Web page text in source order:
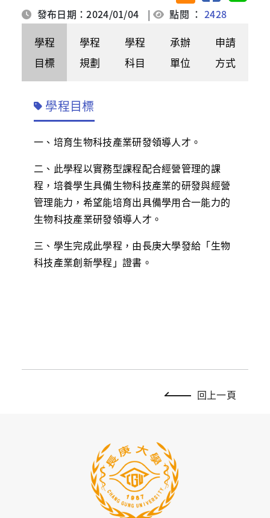
發布日期：2024/01/04 | 點閱 ：2428
學程
目標
學程
規劃
學程
科目
承辦
單位
申請
方式
學程目標
一、培育生物科技產業研發領導人才。
二、此學程以實務型課程配合經營管理的課
程，培養學生具備生物科技產業的研發與經營
管理能力，希望能培育出具備學用合一能力的
生物科技產業研發領導人才。
三、學生完成此學程，由長庚大學發給「生物
科技產業創新學程」證書。
回上一頁